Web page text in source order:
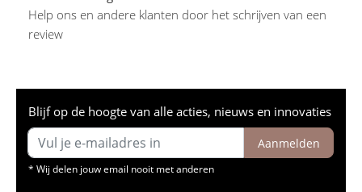
Help ons en andere klanten door het schrijven van een
review
Blijf op de hoogte van alle acties, nieuws en innovaties
Aanmelden
* Wij delen jouw email nooit met anderen